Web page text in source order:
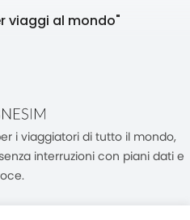
viaggi al mondo"
i viaggiatori di tutto il mondo,
interruzioni con piani dati e